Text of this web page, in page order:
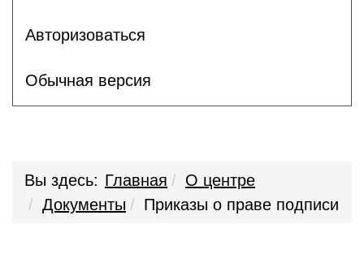
Авторизоваться
Обычная версия
Вы здесь: Главная
О центре
Документы
Приказы о праве подписи